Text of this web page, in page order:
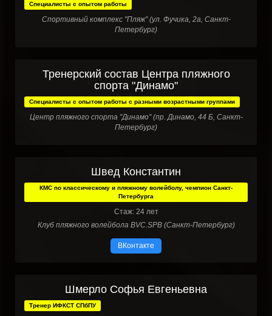
Специалисты с опытом работы
Спортивный комплекс "Пляж" (ул. Фучика, 2а, Санкт-
Петербург)
Тренерский состав Центра пляжного
спорта "Динамо"
Специалисты с опытом работы с разными возрастными группами
Центр пляжного спорта "Динамо" (пр. Динамо, 44 Б, Санкт-
Петербург)
Швед Константин
КМС по классическому и пляжному волейболу, чемпион Санкт-
Петербурга
Стаж: 24 лет
Клуб пляжного волейбола BVC.SPB (Санкт-Петербург)
ВКонтакте
Шмерло Софья Евгеньевна
Тренер ИФКСТ СПбПУ